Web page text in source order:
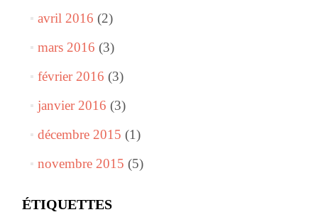
avril 2016 (2)
mars 2016 (3)
février 2016 (3)
janvier 2016 (3)
décembre 2015 (1)
novembre 2015 (5)
ÉTIQUETTES